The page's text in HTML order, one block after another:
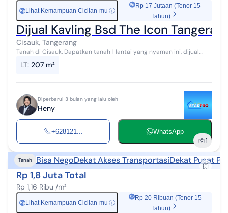
Rp Lihat Kemampuan Cicilan-mu ⓘ
Rp 17 Jutaan (Tenor 15
Tahun)
Dijual Kavling Bsd The Icon
Cisauk, Tangerang
Tanah di Cisauk. Dapatkan tanah 1 lantai yang nyaman ini, dijual
yang mengingink...
LT: 207 m²
Diperbarui 3 bulan yang lalu oleh
Heny
+628121... WhatsApp
1
Tanah Bisa NegoDekat Akses TransportasiDekat Pusat
Rp 1,8 Juta Total
Rp 1,16 Ribu /m²
Rp Lihat Kemampuan Cicilan-mu ⓘ
Rp 20 Ribuan (Tenor 15
Tahun)